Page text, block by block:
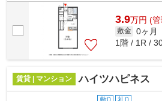
近辺での物件情報：大好評のあの物件「...
3.9万円 (
敷金 0ヶ月
1階 / 1R /
賃貸 | マンション ハイツハピネス